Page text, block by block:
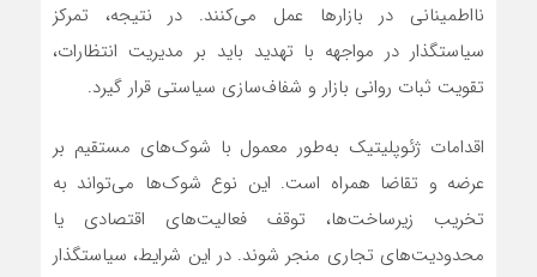
نااطمینانی در بازارها عمل می‌کنند. در نتیجه، تمرکز
سیاستگذار در مواجهه با تهدید باید بر مدیریت انتظارات،
تقویت ثبات روانی بازار و شفاف‌سازی سیاستی قرار گیرد.
اقدامات ژئوپلیتیک به‌طور معمول با شوک‌های مستقیم بر
عرضه و تقاضا همراه است. این نوع شوک‌ها می‌تواند به
تخریب زیرساخت‌ها، توقف فعالیت‌های اقتصادی یا
محدودیت‌های تجاری منجر شوند. در این شرایط، سیاستگذار